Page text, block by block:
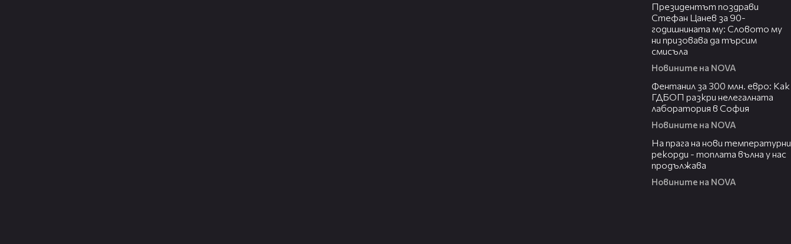
Президентът поздрави
Стефан Цанев за 90-
годишнината му: Словото му
ни призовава да търсим
смисъла
Новините на NOVA
Фентанил за 300 млн. евро: Как
ГДБОП разкри нелегалната
лаборатория в София
Новините на NOVA
На прага на нови температурни
рекорди - топлата вълна у нас
продължава
Новините на NOVA